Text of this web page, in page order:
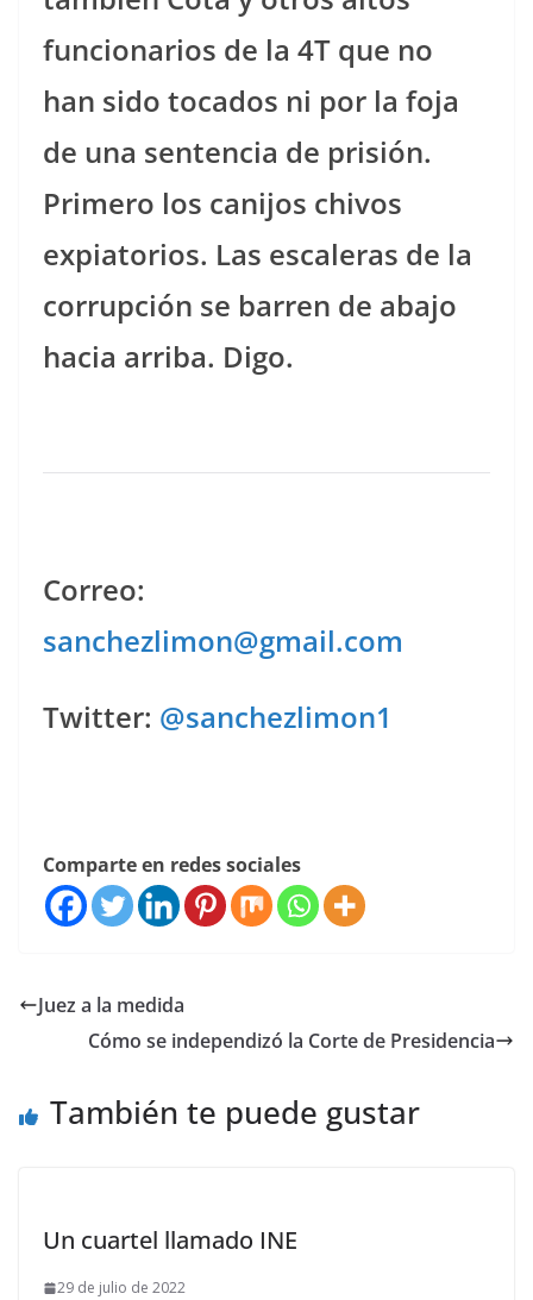
funcionarios de la 4T que no
han sido tocados ni por la foja
de una sentencia de prisión.
Primero los canijos chivos
expiatorios. Las escaleras de la
corrupción se barren de abajo
hacia arriba. Digo.
Correo:
sanchezlimon@gmail.com
Twitter: @sanchezlimon1
Comparte en redes sociales
Juez a la medida
Cómo se independizó la Corte de Presidencia
También te puede gustar
Un cuartel llamado INE
29 de julio de 2022